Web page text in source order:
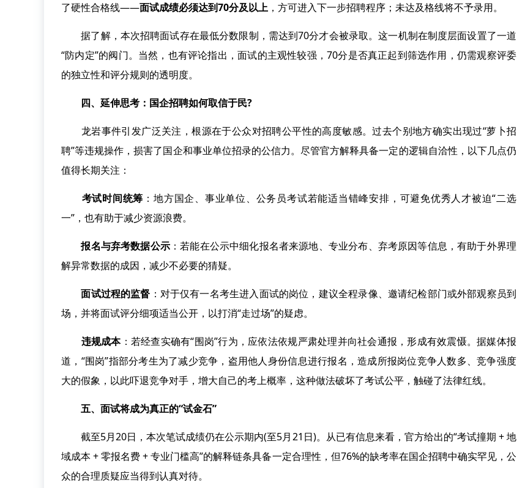
了硬性合格线——面试成绩必须达到70分及以上 ，方可进入下一步招聘程序；未达及格线将不予录用。
据了解，本次招聘面试存在最低分数限制，需达到70分才会被录取。这一机制在制度层面设置了一道
“防内定”的阀门。当然，也有评论指出，面试的主观性较强，70分是否真正起到筛选作用，仍需观察评委
的独立性和评分规则的透明度。
四、延伸思考：国企招聘如何取信于民?
龙岩事件引发广泛关注，根源在于公众对招聘公平性的高度敏感。过去个别地方确实出现过“萝卜招
聘”等违规操作，损害了国企和事业单位招录的公信力。尽管官方解释具备一定的逻辑自洽性，以下几点仍
值得长期关注：
考试时间统筹 ：地方国企、事业单位、公务员考试若能适当错峰安排，可避免优秀人才被迫“二选
一”，也有助于减少资源浪费。
报名与弃考数据公示：若能在公示中细化报名者来源地、专业分布、弃考原因等信息，有助于外界理
解异常数据的成因，减少不必要的猜疑。
面试过程的监督 ：对于仅有一名考生进入面试的岗位，建议全程录像、邀请纪检部门或外部观察员到
场，并将面试评分细项适当公开，以打消“走过场”的疑虑。
违规成本：若经查实确有“围岗”行为，应依法依规严肃处理并向社会通报，形成有效震慑。据媒体报
道，“围岗”指部分考生为了减少竞争，盗用他人身份信息进行报名，造成所报岗位竞争人数多、竞争强度
大的假象，以此吓退竞争对手，增大自己的考上概率，这种做法破坏了考试公平，触碰了法律红线。
五、面试将成为真正的“试金石”
截至5月20日，本次笔试成绩仍在公示期内(至5月21日)。从已有信息来看，官方给出的“考试撞期 + 地
域成本 + 零报名费 + 专业门槛高”的解释链条具备一定合理性，但76%的缺考率在国企招聘中确实罕见，公
众的合理质疑应当得到认真对待。